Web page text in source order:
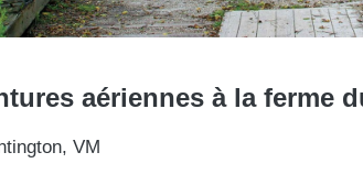
aériennes à la ferme
VM